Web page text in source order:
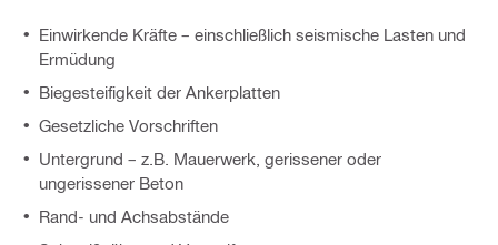
Einwirkende Kräfte – einschließlich seismische Lasten und
Ermüdung
Biegesteifigkeit der Ankerplatten
Gesetzliche Vorschriften
Untergrund – z.B. Mauerwerk, gerissener oder
ungerissener Beton
Rand- und Achsabstände